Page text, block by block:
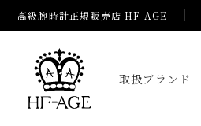
高級腕時計正規販売店 HF-AGE
取扱ブランド